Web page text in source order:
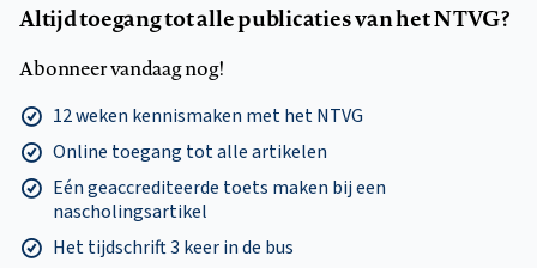
Altijd toegang tot alle publicaties van het NTVG?
Abonneer vandaag nog!
12 weken kennismaken met het NTVG
Online toegang tot alle artikelen
Eén geaccrediteerde toets maken bij een
nascholingsartikel
Het tijdschrift 3 keer in de bus